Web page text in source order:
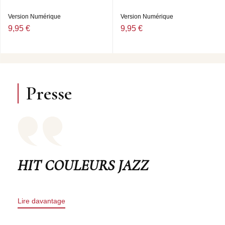
TENOR) • LUIGI GRASSO (SAXOPHONE ALTO).
Version Numérique
9,95 €
Version Numérique
9,95 €
Presse
HIT COULEURS JAZZ
Lire davantage